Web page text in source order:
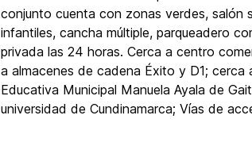
conjunto cuenta con zonas verdes, salón
infantiles, cancha múltiple, parqueadero
privada las 24 horas. Cerca a centro
a almacenes de cadena Éxito y D1; cerca
Educativa Municipal Manuela Ayala de
universidad de Cundinamarca; Vías de